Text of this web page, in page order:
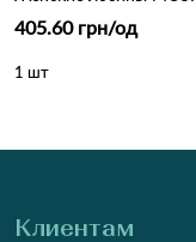
405.60 грн/од
1 шт
Клиентам